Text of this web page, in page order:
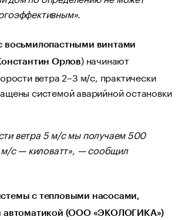
восьмилопастными винтами
Орлов) начинают
ветра 2–3 м/с, практически
системой аварийной остановки
ветра 5 м/с мы получаем 500
м/с — киловатт», — сообщил
с тепловыми насосами,
автоматикой (ООО «ЭКОЛОГИКА»)